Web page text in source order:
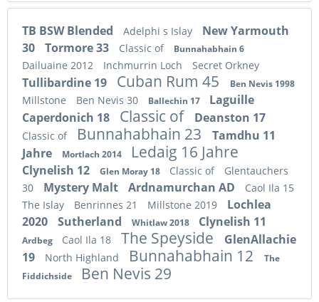
TB BSW Blended Adelphi s Islay
New Yarmouth
30
Tormore 33 Classic of Bunnahabhain 6
Dailuaine 2012 Inchmurrin Loch Secret Orkney
Tullibardine 19 Cuban Rum 45 Ben Nevis 1998
Millstone Ben Nevis 30 Ballechin 17
Laguille
Caperdonich 18
Classic of Deanston 17
Classic of Bunnahabhain 23
Tamdhu 11
Jahre
Mortlach 2014 Ledaig 16 Jahre
Clynelish 12 Glen Moray 18 Classic of
Glentauchers
30
Mystery Malt Ardnamurchan AD
Caol Ila 15
The Islay
Benrinnes 21 Millstone 2019
Lochlea
2020
Sutherland Whitlaw 2018 Clynelish 11
Ardbeg Caol Ila 18 The Speyside
GlenAllachie
19
North Highland Bunnahabhain 12
The
Fiddichside
Ben Nevis 29